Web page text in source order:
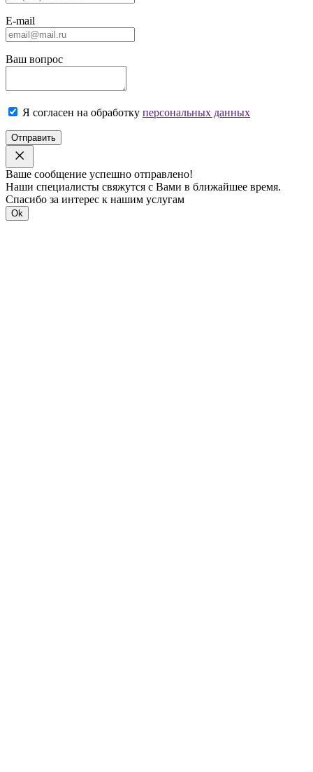
E-mail
Ваш вопрос
Я согласен на обработку персональных данных
Отправить
Ваше сообщение успешно отправлено!
Наши специалисты свяжутся с Вами в ближайшее время.
Спасибо за интерес к нашим услугам
Ok